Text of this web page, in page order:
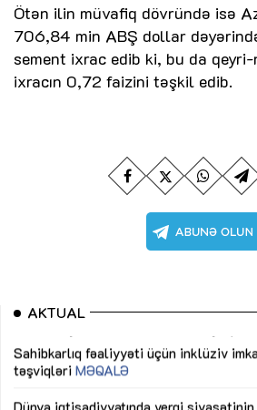
Ötən ilin müvafiq dövründə isə
706,84 min ABŞ dollar
sement ixrac edib ki, bu da
ixracın 0,72 faizini təşkil edib.
AKTUAL
Sahibkarlıq fəaliyyəti üçün inklüziv
təşviqləriMƏQALƏ
Dünya iqtisadiyyatında vergi